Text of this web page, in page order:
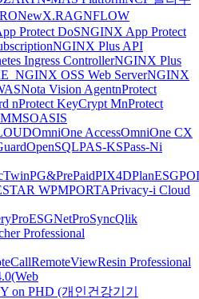
NewX.RAGNFLOW
Protect DoSNGINX App Protect
NGINX Plus API
Ingress ControllerNGINX Plus
OSS Web ServerNGINX
Nota Vision AgentnProtect
nProtect KeyCrypt MnProtect
OASIS
OmniOne AccessOmniOne CX
OpenSQLPAS-KSPass-Ni
PG&PrePaidPIX4DPlanESG
WPMPORTAPrivacy-i Cloud
ProESGNetProSyncQlik
Professional
RemoteViewResin Professional
on PHD (개인건강기기